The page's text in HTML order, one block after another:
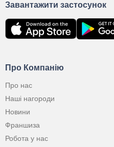
Про Компанію
Про нас
Наші нагороди
Новини
Франшиза
Робота у нас
Завантажити застосунок